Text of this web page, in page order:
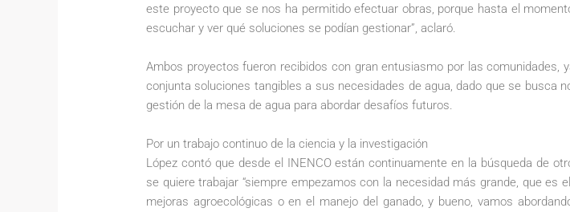
este proyecto que se nos ha permitido efectuar obras, porque hasta el
escuchar y ver qué soluciones se podían gestionar”, aclaró.
Ambos proyectos fueron recibidos con gran entusiasmo por las comunidades,
conjunta soluciones tangibles a sus necesidades de agua, dado que se busca
gestión de la mesa de agua para abordar desafíos futuros.
Por un trabajo continuo de la ciencia y la investigación
López contó que desde el INENCO están continuamente en la búsqueda de
se quiere trabajar “siempre empezamos con la necesidad más grande, que
mejoras agroecológicas o en el manejo del ganado, y bueno, vamos